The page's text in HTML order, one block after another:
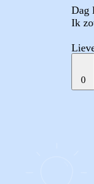
Dag
Ik
0